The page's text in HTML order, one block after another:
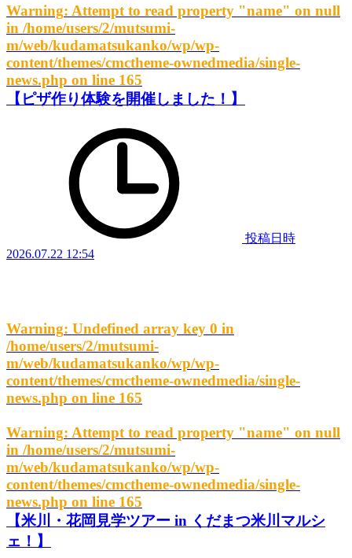
Warning: Attempt to read property "name" on null
in /home/users/2/mutsumi-
m/web/kudamatsukanko/wp/wp-
content/themes/cmctheme-ownedmedia/single-
news.php on line 165
【ピザ作り体験を開催しました！】
投稿日時
2026.07.22 12:54
Warning: Undefined array key 0 in
/home/users/2/mutsumi-
m/web/kudamatsukanko/wp/wp-
content/themes/cmctheme-ownedmedia/single-
news.php on line 165
Warning: Attempt to read property "name" on null
in /home/users/2/mutsumi-
m/web/kudamatsukanko/wp/wp-
content/themes/cmctheme-ownedmedia/single-
news.php on line 165
【米川・花岡見学ツアー in くだまつ米川マルシ
ェ！】